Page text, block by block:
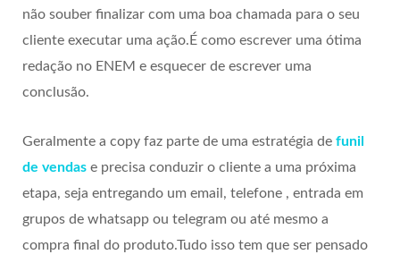
não souber finalizar com uma boa chamada para o seu
cliente executar uma ação.É como escrever uma ótima
redação no ENEM e esquecer de escrever uma
conclusão.
Geralmente a copy faz parte de uma estratégia de funil
de vendas e precisa conduzir o cliente a uma próxima
etapa, seja entregando um email, telefone , entrada em
grupos de whatsapp ou telegram ou até mesmo a
compra final do produto.Tudo isso tem que ser pensado